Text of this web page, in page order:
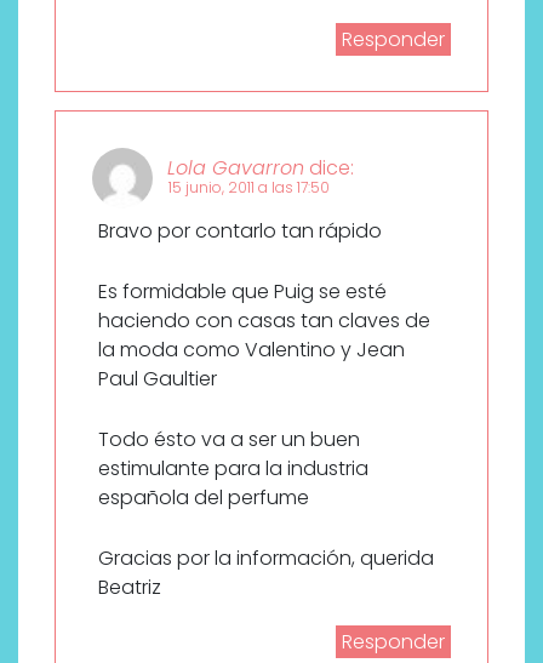
Responder
Lola Gavarron dice:
15 junio, 2011 a las 17:50
Bravo por contarlo tan rápido
Es formidable que Puig se esté
haciendo con casas tan claves de
la moda como Valentino y Jean
Paul Gaultier
Todo ésto va a ser un buen
estimulante para la industria
española del perfume
Gracias por la información, querida
Beatriz
Responder